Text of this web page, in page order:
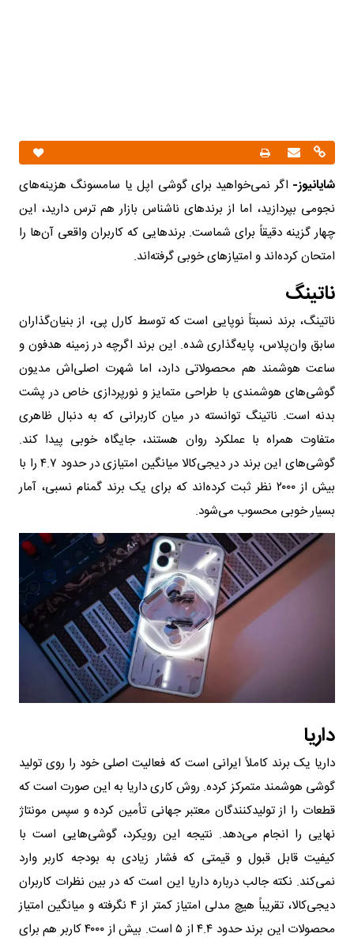
شایانیوز- اگر نمی‌خواهید برای گوشی اپل یا سامسونگ هزینه‌های
نجومی بپردازید، اما از برندهای ناشناس بازار هم ترس دارید، این
چهار گزینه دقیقاً برای شماست. برندهایی که کاربران واقعی آن‌ها را
امتحان کرده‌اند و امتیازهای خوبی گرفته‌اند.
ناتینگ
ناتینگ، برند نسبتاً نوپایی است که توسط کارل پی، از بنیان‌گذاران
سابق وان‌پلاس، پایه‌گذاری شده. این برند اگرچه در زمینه هدفون و
ساعت هوشمند هم محصولاتی دارد، اما شهرت اصلی‌اش مدیون
گوشی‌های هوشمندی با طراحی متمایز و نورپردازی خاص در پشت
بدنه است. ناتینگ توانسته در میان کاربرانی که به دنبال ظاهری
متفاوت همراه با عملکرد روان هستند، جایگاه خوبی پیدا کند.
گوشی‌های این برند در دیجی‌کالا میانگین امتیازی در حدود ۴.۷ را با
بیش از ۲۰۰۰ نظر ثبت کرده‌اند که برای یک برند گمنام نسبی، آمار
بسیار خوبی محسوب می‌شود.
داریا
داریا یک برند کاملاً ایرانی است که فعالیت اصلی خود را روی تولید
گوشی هوشمند متمرکز کرده. روش کاری داریا به این صورت است که
قطعات را از تولیدکنندگان معتبر جهانی تأمین کرده و سپس مونتاژ
نهایی را انجام می‌دهد. نتیجه این رویکرد، گوشی‌هایی است با
کیفیت قابل قبول و قیمتی که فشار زیادی به بودجه کاربر وارد
نمی‌کند. نکته جالب درباره داریا این است که در بین نظرات کاربران
دیجی‌کالا، تقریباً هیچ مدلی امتیاز کمتر از ۴ نگرفته و میانگین امتیاز
محصولات این برند حدود ۴.۴ از ۵ است. بیش از ۴۰۰۰ کاربر هم برای